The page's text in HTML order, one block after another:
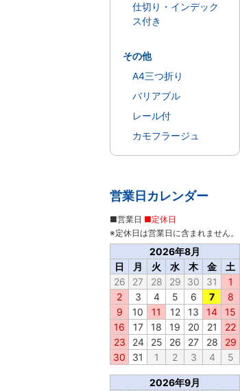
仕切り・インデック
ス付き
その他
A4三つ折り
バリアブル
レール付
カモフラージュ
営業日カレンダー
2026年8月
日
月 火 水 木 金
土
26
27 28 29 30 31
1
2
3 4 5 6 7
8
9
10 11 12 13 14
15
16
17 18 19 20 21
22
23
24 25 26 27 28
29
30
31 1 2 3 4 5
2026年9月
■営業日 ■定休日
※定休日は営業日に含まれません。